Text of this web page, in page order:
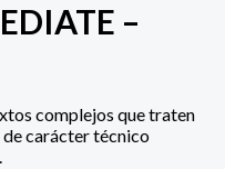
–
complejos que traten
carácter técnico